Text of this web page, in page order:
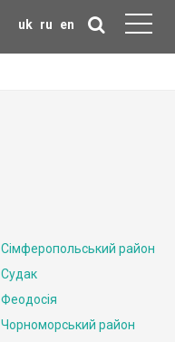
uk ru en
Сімферопольський район
Судак
Феодосія
Чорноморський район